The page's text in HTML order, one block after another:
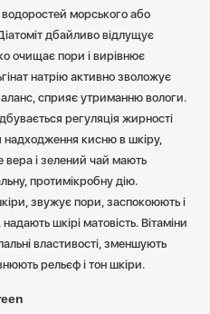
морського або
дбайливо відлущує
очищає пори і вирівнює
натрію активно зволожує
сприяє утриманню вологи.
регуляція жирності
надходження кисню в шкіру,
вера і зелений чай мають
протимікробну дію.
звужує пори, заспокоюють і
шкірі матовість. Вітаміни
властивості, зменшують
рельєф і тон шкіри.